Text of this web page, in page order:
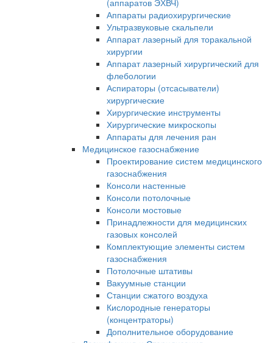
(аппаратов ЭХВЧ)
Аппараты радиохирургические
Ультразвуковые скальпели
Аппарат лазерный для торакальной
хирургии
Аппарат лазерный хирургический для
флебологии
Аспираторы (отсасыватели)
хирургические
Хирургические инструменты
Хирургические микроскопы
Аппараты для лечения ран
Медицинское газоснабжение
Проектирование систем медицинского
газоснабжения
Консоли настенные
Консоли потолочные
Консоли мостовые
Принадлежности для медицинских
газовых консолей
Комплектующие элементы систем
газоснабжения
Потолочные штативы
Вакуумные станции
Станции сжатого воздуха
Кислородные генераторы
(концентраторы)
Дополнительное оборудование